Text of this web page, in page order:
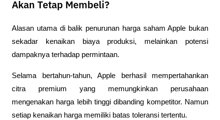
Akan Tetap Membeli?
Alasan utama di balik penurunan harga saham Apple bukan
sekadar kenaikan biaya produksi, melainkan potensi
dampaknya terhadap permintaan.
Selama bertahun-tahun, Apple berhasil mempertahankan
citra premium yang memungkinkan perusahaan
mengenakan harga lebih tinggi dibanding kompetitor. Namun
setiap kenaikan harga memiliki batas toleransi tertentu.